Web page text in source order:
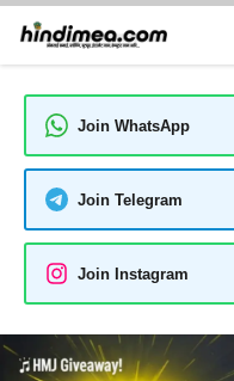
Skip
content
Join WhatsApp
Join Telegram
Join Instagram